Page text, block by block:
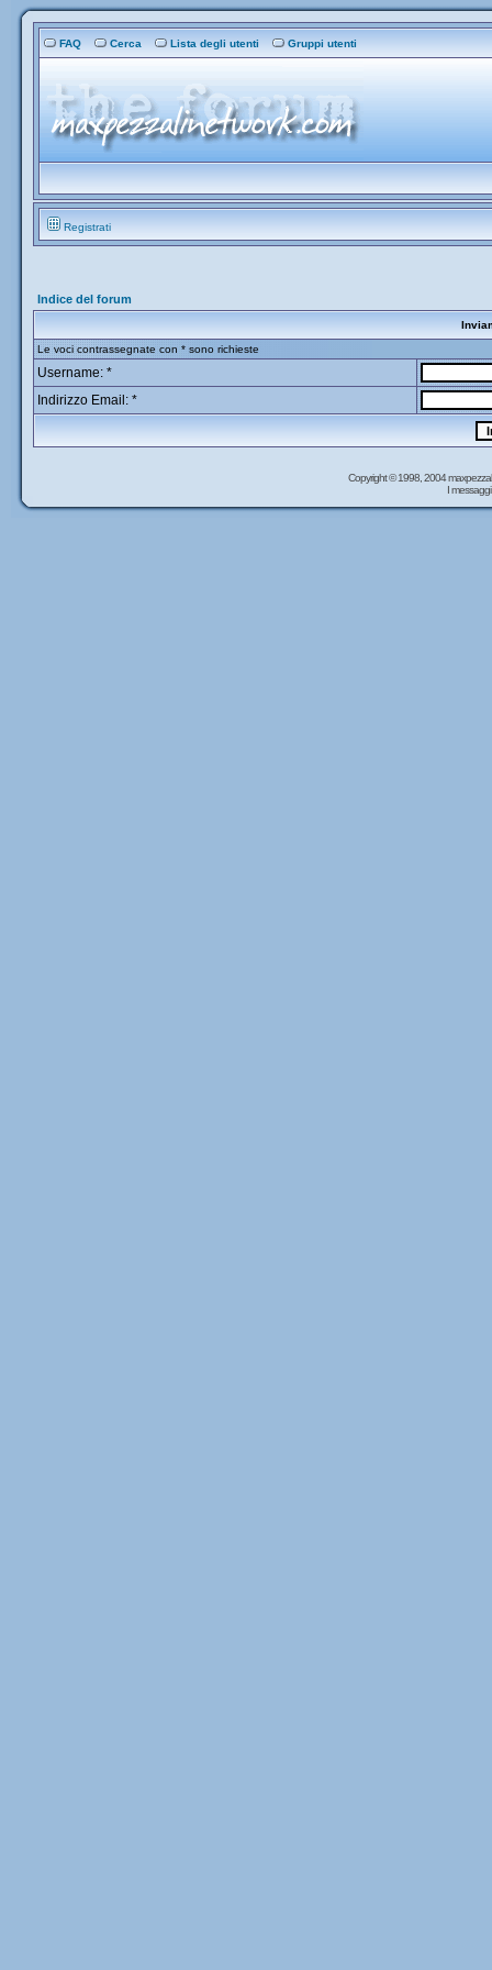
FAQ Cerca Lista degli utenti Gruppi utenti
Registrati
Indice del forum
Le voci contrassegnate con * sono richieste
Username: *
Indirizzo Email: *
Copyright © 1998, 2004
I